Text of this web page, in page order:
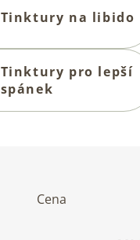
Tinktury na libido
Tinktury pro lepší
spánek
Cena